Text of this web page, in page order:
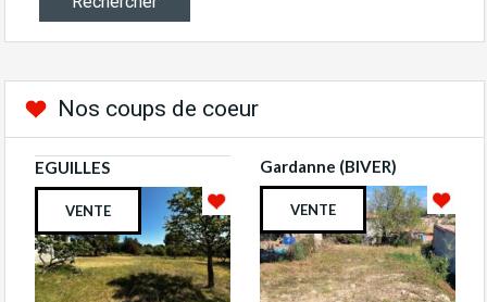
Nos coups de coeur
EGUILLES
VENTE
Gardanne (BIVER)
VENTE